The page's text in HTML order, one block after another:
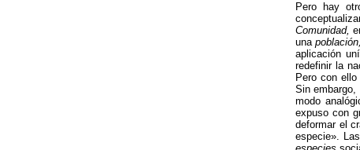
Pero hay
Comunidad,
unapoblación,
aplicación
redefinir la
Pero con
Sin
modo
expuso con
deformar el
especie».